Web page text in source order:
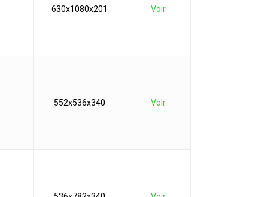
630x1080x201 Voir
552x536x340 Voir